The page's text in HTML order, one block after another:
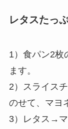
レタスたっ
1）食パン2枚
ます。
2）スライス
のせて、マヨ
3）レタス→